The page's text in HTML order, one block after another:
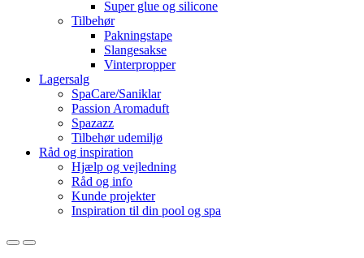
Super glue og silicone
Tilbehør
Pakningstape
Slangesakse
Vinterpropper
Lagersalg
SpaCare/Saniklar
Passion Aromaduft
Spazazz
Tilbehør udemiljø
Råd og inspiration
Hjælp og vejledning
Råd og info
Kunde projekter
Inspiration til din pool og spa
OpenClose